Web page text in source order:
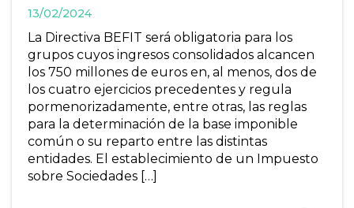
13/02/2024
La Directiva BEFIT será obligatoria para los
grupos cuyos ingresos consolidados alcancen
los 750 millones de euros en, al menos, dos de
los cuatro ejercicios precedentes y regula
pormenorizadamente, entre otras, las reglas
para la determinación de la base imponible
común o su reparto entre las distintas
entidades. El establecimiento de un Impuesto
sobre Sociedades […]